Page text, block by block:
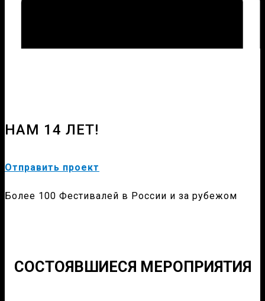
НАМ 14 ЛЕТ!
Отправить проект
Более 100 Фестивалей в России и за рубежом
СОСТОЯВШИЕСЯ МЕРОПРИЯТИЯ